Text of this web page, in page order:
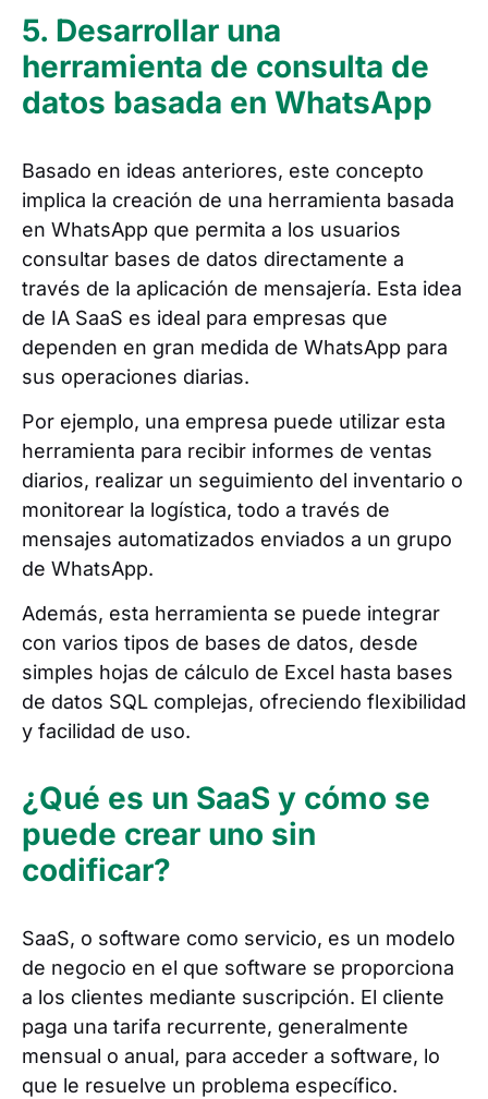
5. Desarrollar una
herramienta de consulta de
datos basada en WhatsApp
Basado en ideas anteriores, este concepto
implica la creación de una herramienta basada
en WhatsApp que permita a los usuarios
consultar bases de datos directamente a
través de la aplicación de mensajería. Esta idea
de IA SaaS es ideal para empresas que
dependen en gran medida de WhatsApp para
sus operaciones diarias.
Por ejemplo, una empresa puede utilizar esta
herramienta para recibir informes de ventas
diarios, realizar un seguimiento del inventario o
monitorear la logística, todo a través de
mensajes automatizados enviados a un grupo
de WhatsApp.
Además, esta herramienta se puede integrar
con varios tipos de bases de datos, desde
simples hojas de cálculo de Excel hasta bases
de datos SQL complejas, ofreciendo flexibilidad
y facilidad de uso.
¿Qué es un SaaS y cómo se
puede crear uno sin
codificar?
SaaS, o software como servicio, es un modelo
de negocio en el que software se proporciona
a los clientes mediante suscripción. El cliente
paga una tarifa recurrente, generalmente
mensual o anual, para acceder a software, lo
que le resuelve un problema específico.